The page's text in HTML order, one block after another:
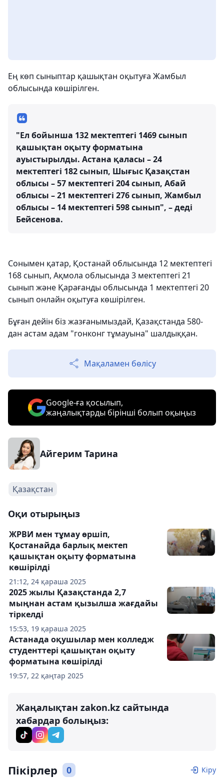
Ең көп сыныптар қашықтан оқытуға Жамбыл
облысында көшірілген.
"Ел бойынша 132 мектептегі 1469 сынып
қашықтан оқыту форматына
ауыстырылды. Астана қаласы – 24
мектептегі 182 сынып, Шығыс Қазақстан
облысы – 57 мектептегі 204 сынып, Абай
облысы – 21 мектептегі 276 сынып, Жамбыл
облысы – 14 мектептегі 598 сынып", – деді
Бейсенова.
Сонымен қатар, Қостанай облысында 12 мектептегі
168 сынып, Ақмола облысында 3 мектептегі 21
сынып және Қарағанды облысында 1 мектептегі 20
сынып онлайн оқытуға көшірілген.
Бұған дейін біз жазғанымыздай, Қазақстанда 580-
дан астам адам "гонконг тұмауына" шалдыққан.
Мақаламен бөлісу
Google-ға қосылып,
жаңалықтарды бірінші болып оқыңыз
Айгерим Тарина
Қазақстан
Оқи отырыңыз
21:12, 24 қараша 2025
ЖРВИ мен тұмау өршіп,
Қостанайда барлық мектеп
қашықтан оқыту форматына
көшірілді
15:53, 19 қараша 2025
2025 жылы Қазақстанда 2,7
мыңнан астам қызылша жағдайы
тіркелді
19:57, 22 қаңтар 2025
Астанада оқушылар мен колледж
студенттері қашықтан оқыту
форматына көшірілді
Жаңалықтан zakon.kz сайтында
хабардар болыңыз:
Пікірлер 0 Кіру